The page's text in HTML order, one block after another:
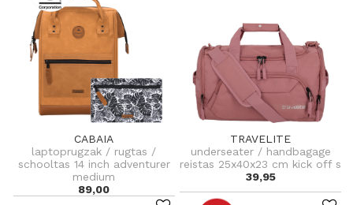
CABAIA
laptoprugzak / rugtas /
schooltas 14 inch adventurer
medium
89,00
TRAVELITE
underseater / handbagage
reistas 25x40x23 cm kick off s
39,95